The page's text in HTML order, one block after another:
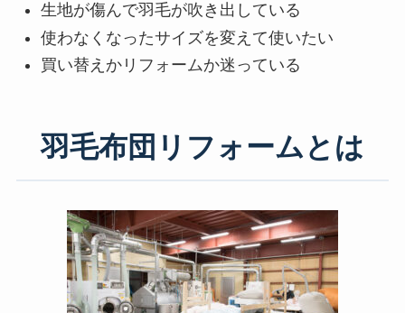
生地が傷んで羽毛が吹き出している
使わなくなったサイズを変えて使いたい
買い替えかリフォームか迷っている
羽毛布団リフォームとは